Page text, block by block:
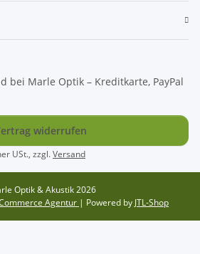
widerrufen
USt., zzgl.Versand
Optik & Akustik 2026
Agentur | Powered by JTL-Shop